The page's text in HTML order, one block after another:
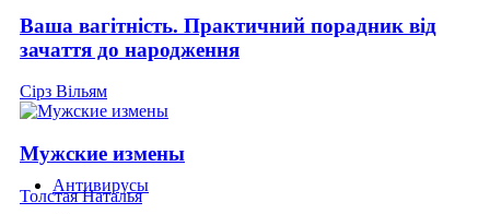
Ваша вагітність. Практичний порадник від
зачаття до народження
Сірз Вільям
Мужские измены
Толстая Наталья
Антивирусы